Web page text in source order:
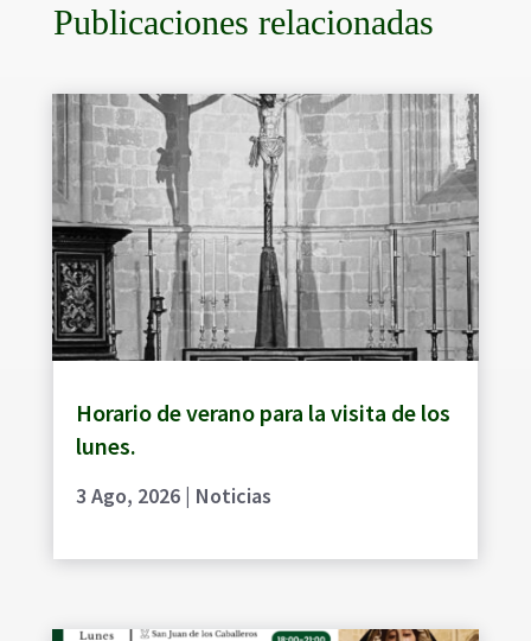
Publicaciones relacionadas
Horario de verano para la visita de los
lunes.
3 Ago, 2026| Noticias